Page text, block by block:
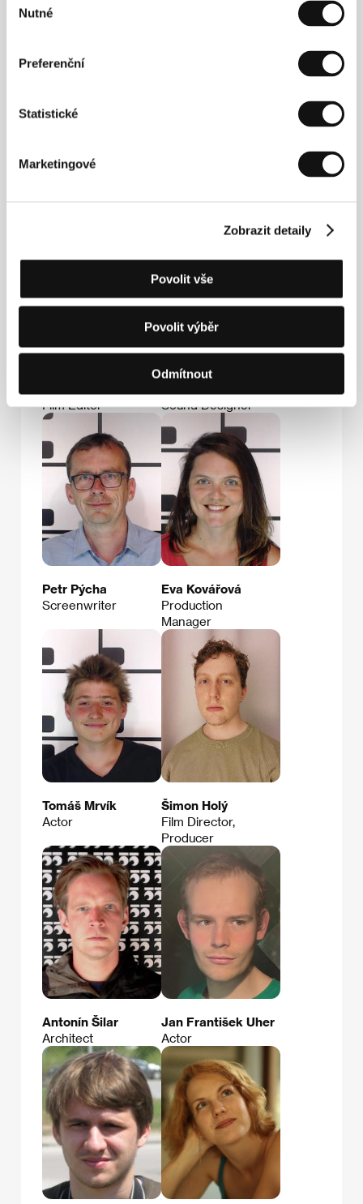
souhlasu
Nutné
Preferenční
Statistické
Marketingové
Zobrazit detaily
Povolit vše
Povolit výběr
Odmítnout
Monika Omerzu
Film Editor
Sound Designer
Petr Pýcha
Screenwriter
Eva Kovářová
Production
Manager
Tomáš Mrvík
Actor
Šimon Holý
Film Director,
Producer
Antonín Šilar
Architect
Jan František Uher
Actor